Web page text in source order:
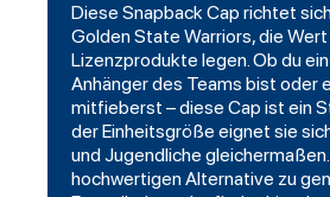
Diese Snapback Cap richtet
Golden State Warriors, die
Lizenzprodukte legen. Ob du
Anhänger des Teams bist oder
mitfieberst – diese Cap ist ein
der Einheitsgröße eignet sie
und Jugendliche
hochwertigen Alternative zu